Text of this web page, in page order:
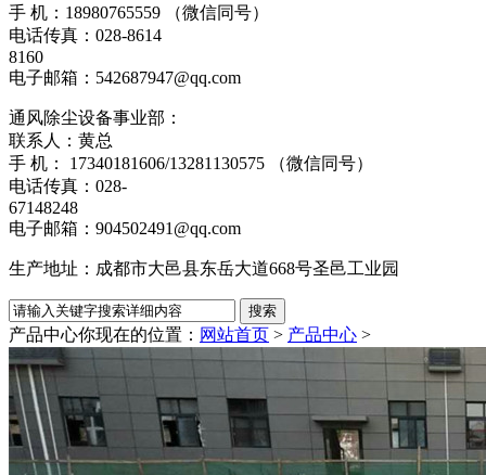
手 机：18980765559 （微信同号）
电话传真：028-8614
8160
电子邮箱：542687947@qq.com
通风除尘设备事业部：
联系人：黄总
手 机： 17340181606/13281130575 （微信同号）
电话传真：028-
67148248
电子邮箱：904502491@qq.com
生产地址：成都市大邑县东岳大道668号圣邑工业园
产品中心你现在的位置： 网站首页 > 产品中心 >